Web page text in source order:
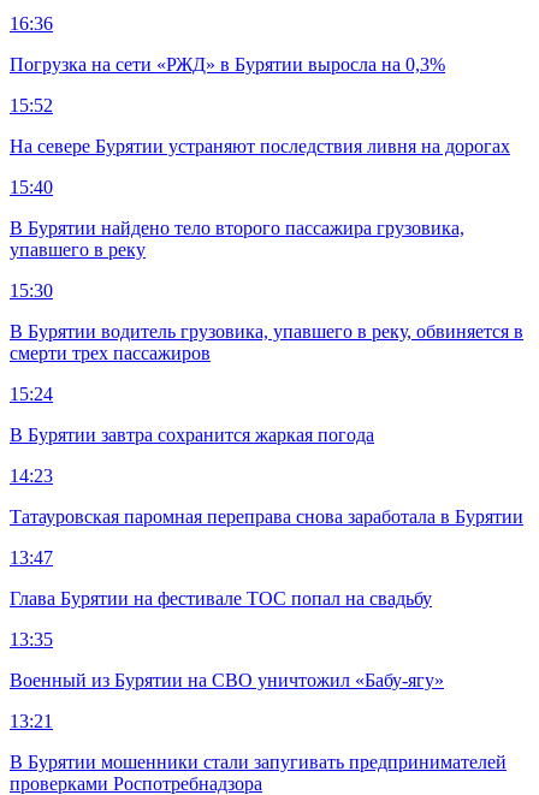
16:36
Погрузка на сети «РЖД» в Бурятии выросла на 0,3%
15:52
На севере Бурятии устраняют последствия ливня на дорогах
15:40
В Бурятии найдено тело второго пассажира грузовика,
упавшего в реку
15:30
В Бурятии водитель грузовика, упавшего в реку, обвиняется в
смерти трех пассажиров
15:24
В Бурятии завтра сохранится жаркая погода
14:23
Татауровская паромная переправа снова заработала в Бурятии
13:47
Глава Бурятии на фестивале ТОС попал на свадьбу
13:35
Военный из Бурятии на СВО уничтожил «Бабу-ягу»
13:21
В Бурятии мошенники стали запугивать предпринимателей
проверками Роспотребнадзора